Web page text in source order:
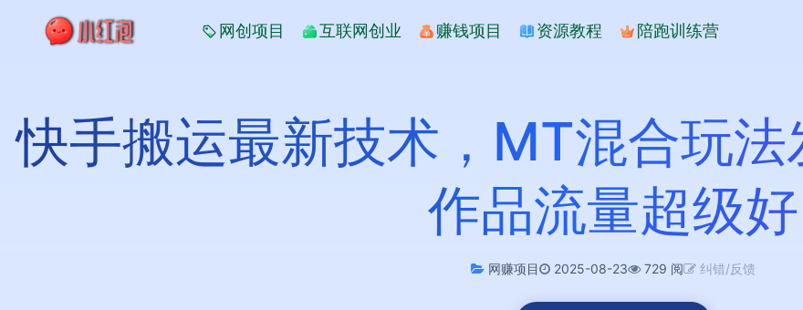
网创项目 互联网创业 赚钱项目 资源教程 陪跑训练营
快手搬运最新技术，MT混合玩法
作品流量超级好
网赚项目 2025-08-23 729 阅 纠错/反馈